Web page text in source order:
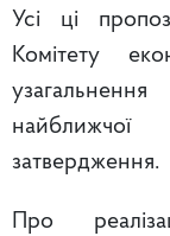
Усі ці
Комітету
затвердження.
Про